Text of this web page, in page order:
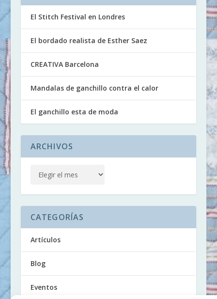
El Stitch Festival en Londres
El bordado realista de Esther Saez
CREATIVA Barcelona
Mandalas de ganchillo contra el calor
El ganchillo esta de moda
ARCHIVOS
CATEGORÍAS
Artículos
Blog
Eventos